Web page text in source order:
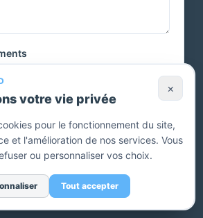
plusieurs photos ou autres documents.
demande — devis gratuit
Un conseiller vous rappelle pour affiner
votre projet.
votre vie privée
×
pour le fonctionnement du site,
et l'amélioration de nos services. Vous
ou personnaliser vos choix.
Tout accepter